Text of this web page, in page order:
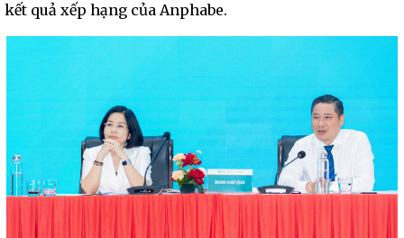
kết quả xếp hạng của Anphabe.